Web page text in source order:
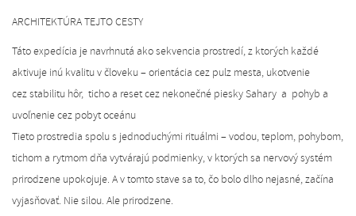
ARCHITEKTÚRA TEJTO CESTY
Táto expedícia je navrhnutá ako sekvencia prostredí, z ktorých každé
aktivuje inú kvalitu v človeku – orientácia cez pulz mesta, ukotvenie
cez stabilitu hôr, ticho a reset cez nekonečné piesky Sahary a pohyb a
uvoľnenie cez pobyt oceánu
Tieto prostredia spolu s jednoduchými rituálmi – vodou, teplom, pohybom,
tichom a rytmom dňa vytvárajú podmienky, v ktorých sa nervový systém
prirodzene upokojuje. A v tomto stave sa to, čo bolo dlho nejasné, začína
vyjasňovať. Nie silou. Ale prirodzene.